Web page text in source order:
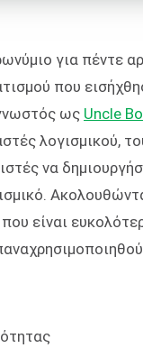
για πέντε
που
ως Uncle
λογισμικού,
να
είναι